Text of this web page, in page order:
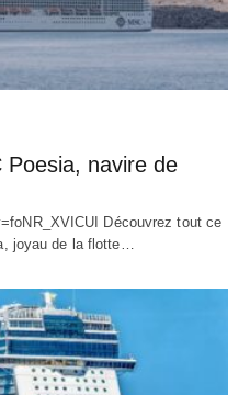
Poesia, navire de
Découvrez tout ce
joyau de la flotte…